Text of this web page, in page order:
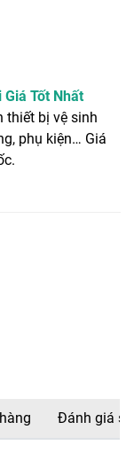
Tốt Nhất
thiết bị vệ sinh
phụ kiện… Giá
Đánh giá